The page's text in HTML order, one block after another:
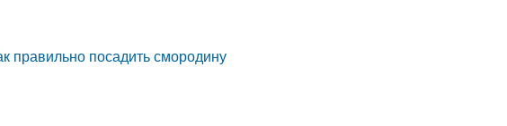
правильно посадить смородину